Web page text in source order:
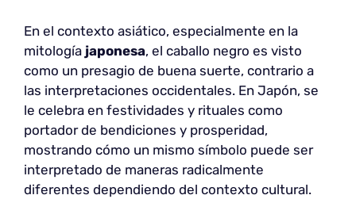
En el contexto asiático, especialmente en la
mitología japonesa, el caballo negro es visto
como un presagio de buena suerte, contrario a
las interpretaciones occidentales. En Japón, se
le celebra en festividades y rituales como
portador de bendiciones y prosperidad,
mostrando cómo un mismo símbolo puede ser
interpretado de maneras radicalmente
diferentes dependiendo del contexto cultural.